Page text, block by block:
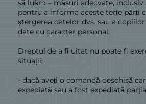
să luăm – măsuri adecvate,
pentru a informa aceste terțe părți
ștergerea datelor dvs. sau a
date cu caracter personal.
Dreptul de a fi uitat nu poate fi
situații:
- dacă aveți o comandă deschisă
expediată sau a fost expediată